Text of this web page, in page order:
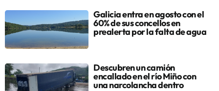
Galicia entra en agosto con el
60% de sus concellos en
prealerta por la falta de agua
Descubren un camión
encallado en el río Miño con
una narcolancha dentro